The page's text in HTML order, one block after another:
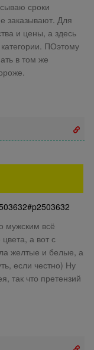
сроки
заказывают. Для
и цены, а здесь
ПОэтому
в том же
мужским всё
а вот с
желтые и белые, а
если честно) Ну
так что претензий